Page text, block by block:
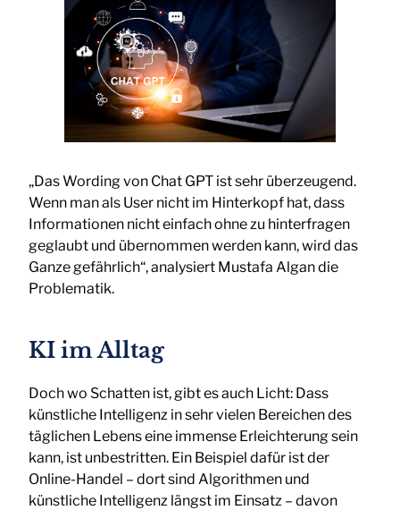
„Das Wording von Chat GPT ist sehr überzeugend.
Wenn man als User nicht im Hinterkopf hat, dass
Informationen nicht einfach ohne zu hinterfragen
geglaubt und übernommen werden kann, wird das
Ganze gefährlich“, analysiert Mustafa Algan die
Problematik.
KI im Alltag
Doch wo Schatten ist, gibt es auch Licht: Dass
künstliche Intelligenz in sehr vielen Bereichen des
täglichen Lebens eine immense Erleichterung sein
kann, ist unbestritten. Ein Beispiel dafür ist der
Online-Handel – dort sind Algorithmen und
künstliche Intelligenz längst im Einsatz – davon